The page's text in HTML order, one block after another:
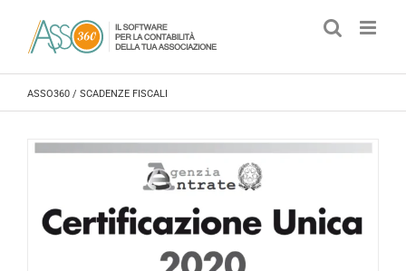
ASSO360 / SCADENZE FISCALI